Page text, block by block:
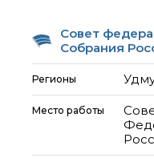
Совет
Собрания
Регионы
Место работы